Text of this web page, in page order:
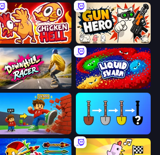
Chicken Hell Gun Hero: Cat Survival
Downhill Racer Liquid Swarm
Obby: +1 Click Wall Breaker